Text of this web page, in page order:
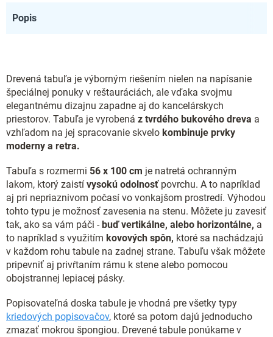
Popis
Drevená tabuľa je výborným riešením nielen na napísanie
špeciálnej ponuky v reštauráciách, ale vďaka svojmu
elegantnému dizajnu zapadne aj do kancelárskych
priestorov. Tabuľa je vyrobená z tvrdého bukového dreva a
vzhľadom na jej spracovanie skvelo kombinuje prvky
moderny a retra.
Tabuľa s rozmermi 56 x 100 cm je natretá ochranným
lakom, ktorý zaistí vysokú odolnosťpovrchu. A to napríklad
aj pri nepriaznivom počasí vo vonkajšom prostredí. Výhodou
tohto typu je možnosť zavesenia na stenu. Môžete ju zavesiť
tak, ako sa vám páči - buď vertikálne, alebo horizontálne, a
to napríklad s využitím kovových spôn, ktoré sa nachádzajú
v každom rohu tabule na zadnej strane. Tabuľu však môžete
pripevniť aj privŕtaním rámu k stene alebo pomocou
obojstrannej lepiacej pásky.
Popisovateľná doska tabule je vhodná pre všetky typy
kriedových popisovačov, ktoré sa potom dajú jednoducho
zmazať mokrou špongiou. Drevené tabule ponúkame v